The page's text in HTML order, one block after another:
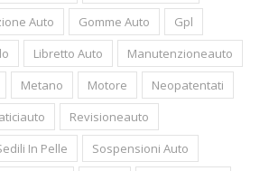
Auto Gomme Auto
Gpl
Libretto Auto
Manutenzioneauto
Metano Motore
Neopatentati
Revisioneauto
In Pelle
Sospensioni Auto